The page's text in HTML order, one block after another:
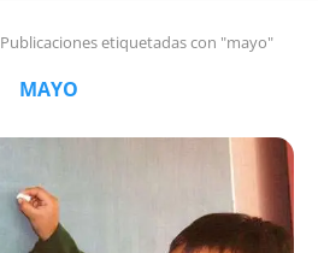
Publicaciones etiquetadas con "mayo"
MAYO